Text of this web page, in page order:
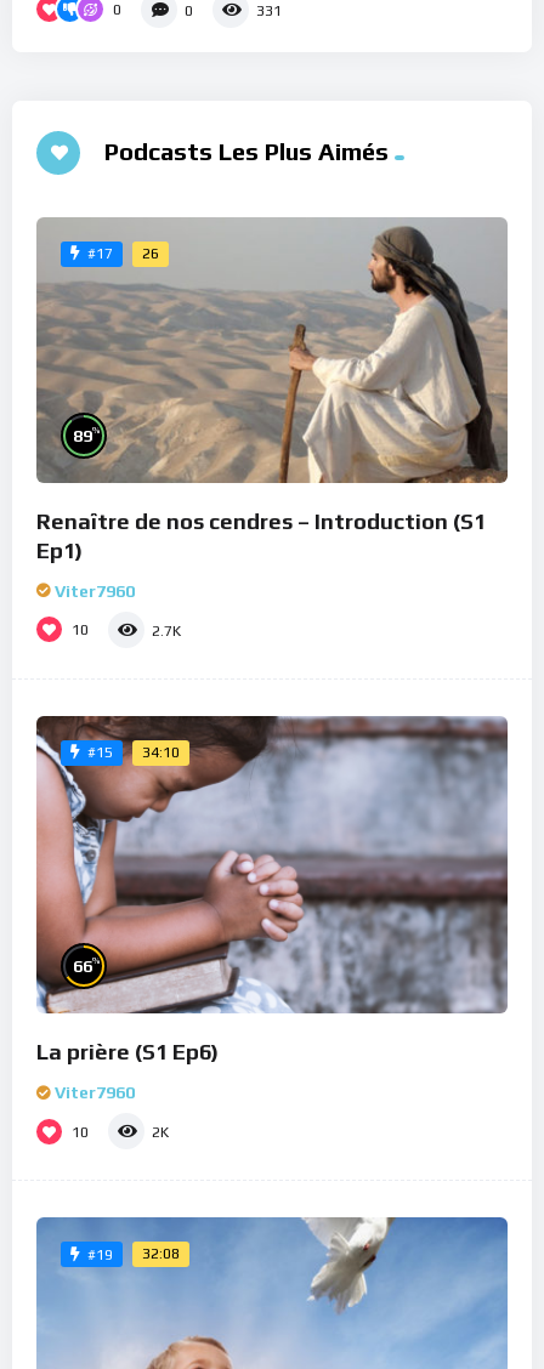
0 0 331
Podcasts Les Plus Aimés
#17 26
89%
Renaître de nos cendres – Introduction (S1
Ep1)
Viter7960
10 2.7K
#15 34:10
66%
La prière (S1 Ep6)
Viter7960
10 2K
#19 32:08